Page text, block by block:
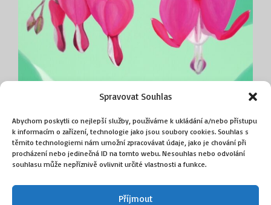
Spravovat Souhlas
Abychom poskytli co nejlepší služby, používáme k ukládání a/nebo přístupu
k informacím o zařízení, technologie jako jsou soubory cookies. Souhlas s
těmito technologiemi nám umožní zpracovávat údaje, jako je chování při
procházení nebo jedinečná ID na tomto webu. Nesouhlas nebo odvolání
souhlasu může nepříznivě ovlivnit určité vlastnosti a funkce.
Příjmout
Srdcovka
(Sika Václav)